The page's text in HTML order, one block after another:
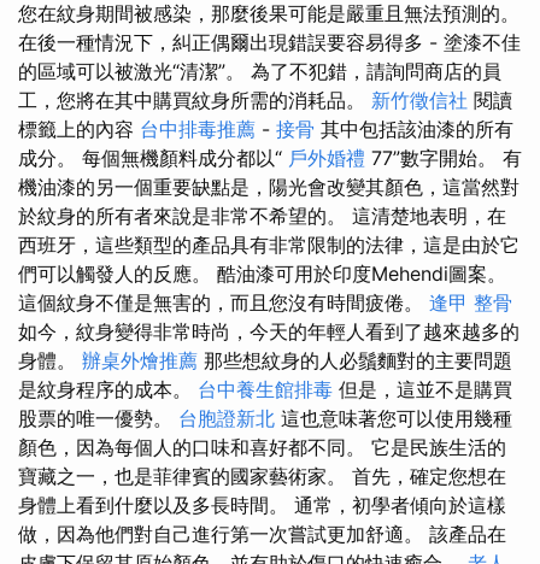
您在紋身期間被感染，那麼後果可能是嚴重且無法預測的。
在後一種情況下，糾正偶爾出現錯誤要容易得多 - 塗漆不佳
的區域可以被激光“清潔”。 為了不犯錯，請詢問商店的員
工，您將在其中購買紋身所需的消耗品。 新竹徵信社 閱讀
標籤上的內容 台中排毒推薦 - 接骨 其中包括該油漆的所有
成分。 每個無機顏料成分都以“ 戶外婚禮 77”數字開始。 有
機油漆的另一個重要缺點是，陽光會改變其顏色，這當然對
於紋身的所有者來說是非常不希望的。 這清楚地表明，在
西班牙，這些類型的產品具有非常限制的法律，這是由於它
們可以觸發人的反應。 酷油漆可用於印度Mehendi圖案。
這個紋身不僅是無害的，而且您沒有時間疲倦。 逢甲 整骨
如今，紋身變得非常時尚，今天的年輕人看到了越來越多的
身體。 辦桌外燴推薦 那些想紋身的人必鬚麵對的主要問題
是紋身程序的成本。 台中養生館排毒 但是，這並不是購買
股票的唯一優勢。 台胞證新北 這也意味著您可以使用幾種
顏色，因為每個人的口味和喜好都不同。 它是民族生活的
寶藏之一，也是菲律賓的國家藝術家。 首先，確定您想在
身體上看到什麼以及多長時間。 通常，初學者傾向於這樣
做，因為他們對自己進行第一次嘗試更加舒適。 該產品在